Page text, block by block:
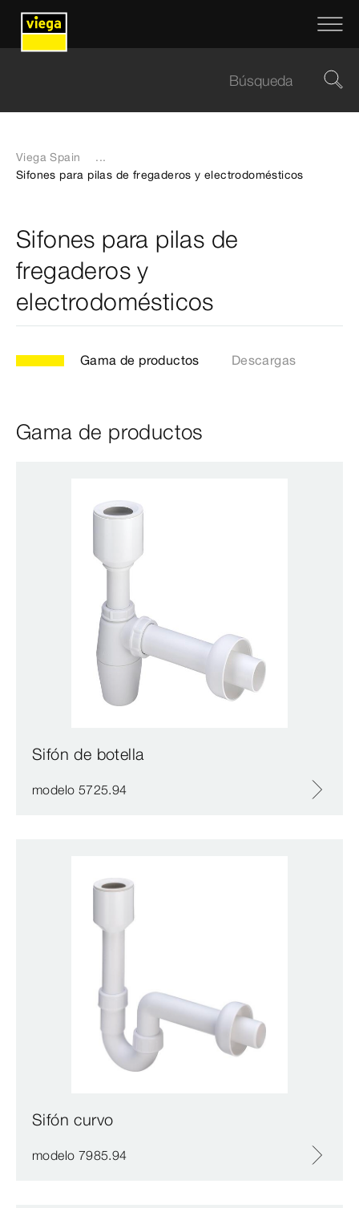
Viega Spain
...
Sifones para pilas de fregaderos y electrodomésticos
Sifones para pilas de
fregaderos y
electrodomésticos
Gama de productos Descargas
Gama de productos
Sifón de botella
modelo 5725.94
Sifón curvo
modelo 7985.94